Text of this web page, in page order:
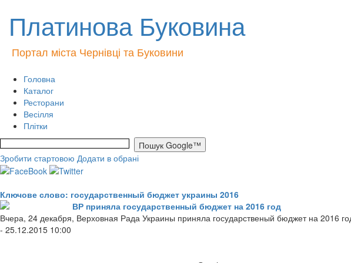
Платинова Буковина
Портал міста Чернівці та Буковини
Головна
Каталог
Ресторани
Весілля
Плітки
Зробити стартовою Додати в обрані
Ключове слово: государственный бюджет украины 2016
ВР приняла государственный бюджет на 2016 год
Вчера, 24 декабря, Верховная Рада Украины приняла государственый бюджет на 2016
- 25.12.2015 10:00